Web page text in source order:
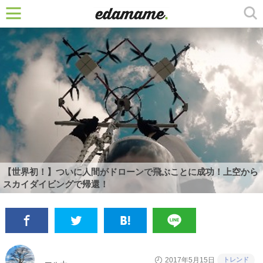
【世界初！】ついに人間がドローンで飛ぶことに成功！上空から
スカイダイビングで帰還！
2017年5月15日 トレンド